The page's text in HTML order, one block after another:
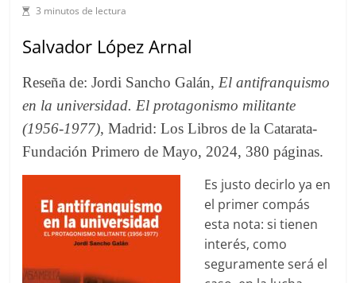
3 minutos de lectura
Salvador López Arnal
Reseña de: Jordi Sancho Galán,El antifranquismo
en la universidad. El protagonismo militante
(1956-1977), Madrid: Los Libros de la Catarata-
Fundación Primero de Mayo, 2024, 380 páginas.
Es justo decirlo ya en
el primer compás
esta nota: si tienen
interés, como
seguramente será el